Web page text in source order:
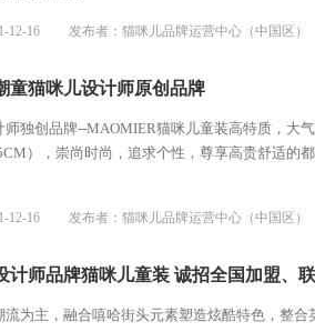
12-16 发布者：猫咪儿品牌运营中心（中国区）
童猫咪儿设计师原创品牌
师独创品牌--MAOMIER猫咪儿童装高特质，大
），崇尚时尚，追求个性，尊享高贵舒适的
12-16 发布者：猫咪儿品牌运营中心（中国区）
计师品牌猫咪儿童装 诚招全国加盟、
流为主，融合嘻哈街头元素塑造炫酷特色，整